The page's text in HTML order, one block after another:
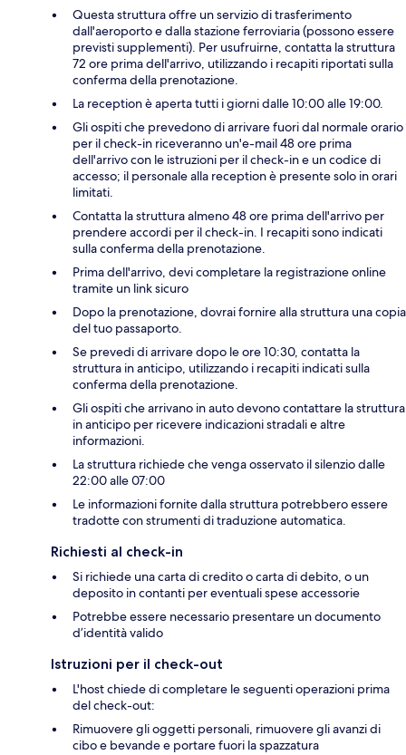
Questa struttura offre un servizio di trasferimento
dall'aeroporto e dalla stazione ferroviaria (possono essere
previsti supplementi). Per usufruirne, contatta la struttura
72 ore prima dell'arrivo, utilizzando i recapiti riportati sulla
conferma della prenotazione.
La reception è aperta tutti i giorni dalle 10:00 alle 19:00.
Gli ospiti che prevedono di arrivare fuori dal normale orario
per il check-in riceveranno un'e-mail 48 ore prima
dell'arrivo con le istruzioni per il check-in e un codice di
accesso; il personale alla reception è presente solo in orari
limitati.
Contatta la struttura almeno 48 ore prima dell'arrivo per
prendere accordi per il check-in. I recapiti sono indicati
sulla conferma della prenotazione.
Prima dell'arrivo, devi completare la registrazione online
tramite un link sicuro
Dopo la prenotazione, dovrai fornire alla struttura una copia
del tuo passaporto.
Se prevedi di arrivare dopo le ore 10:30, contatta la
struttura in anticipo, utilizzando i recapiti indicati sulla
conferma della prenotazione.
Gli ospiti che arrivano in auto devono contattare la struttura
in anticipo per ricevere indicazioni stradali e altre
informazioni.
La struttura richiede che venga osservato il silenzio dalle
22:00 alle 07:00
Le informazioni fornite dalla struttura potrebbero essere
tradotte con strumenti di traduzione automatica.
Richiesti al check-in
Si richiede una carta di credito o carta di debito, o un
deposito in contanti per eventuali spese accessorie
Potrebbe essere necessario presentare un documento
d’identità valido
Istruzioni per il check-out
L'host chiede di completare le seguenti operazioni prima
del check-out:
Rimuovere gli oggetti personali, rimuovere gli avanzi di
cibo e bevande e portare fuori la spazzatura